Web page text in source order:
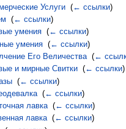
Услуги ‎(← ссылки)
‎(← ссылки)
умения ‎(← ссылки)
умения ‎(← ссылки)
Его Величества ‎(←
и мирные Свитки ‎(← ссылки)
‎(← ссылки)
‎(← ссылки)
лавка‎(← ссылки)
лавка‎(← ссылки)